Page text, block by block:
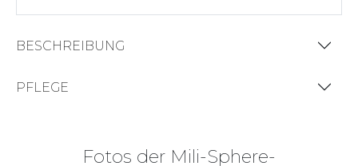
BESCHREIBUNG
PFLEGE
Fotos der Mili-Sphere-